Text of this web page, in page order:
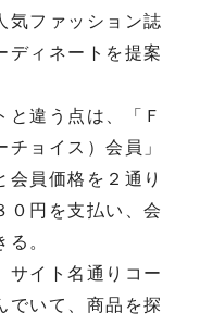
気ファッション誌
ディネートを提案
違う点は、「Ｆ
ョイス）会員」
会員価格を２通り
０円を支払い、会
。
イト名通りコー
でいて、商品を探